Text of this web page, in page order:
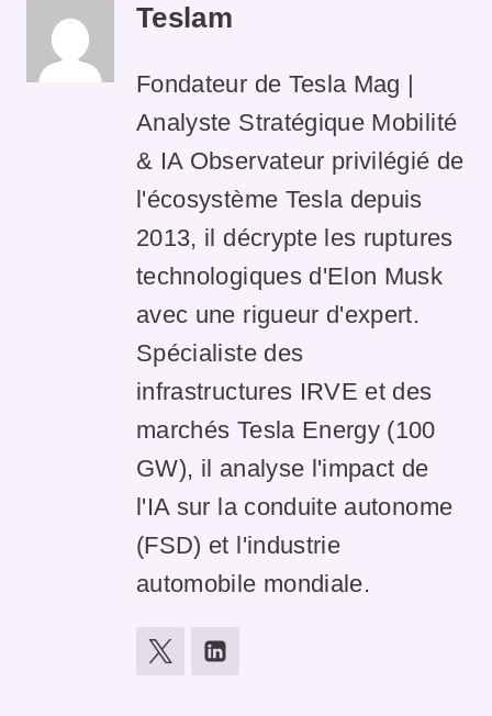
Teslam
Fondateur de Tesla Mag |
Analyste Stratégique Mobilité
& IA Observateur privilégié de
l'écosystème Tesla depuis
2013, il décrypte les ruptures
technologiques d'Elon Musk
avec une rigueur d'expert.
Spécialiste des
infrastructures IRVE et des
marchés Tesla Energy (100
GW), il analyse l'impact de
l'IA sur la conduite autonome
(FSD) et l'industrie
automobile mondiale.